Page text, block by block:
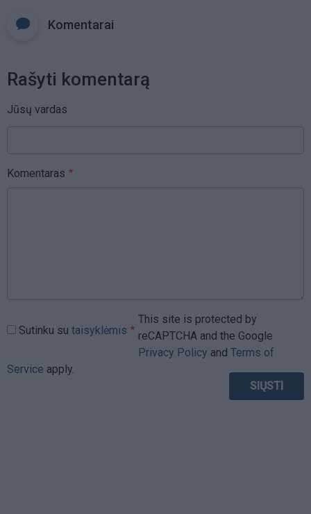
Komentarai
Rašyti komentarą
Jūsų vardas
Komentaras
Sutinku su taisyklėmis
This site is protected by
reCAPTCHA and the Google
Privacy Policy and Terms of
Service apply.